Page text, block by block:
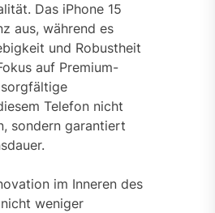
Das iPhone 15
aus, während es
und Robustheit
auf Premium-
Telefon nicht
sondern garantiert
im Inneren des
weniger